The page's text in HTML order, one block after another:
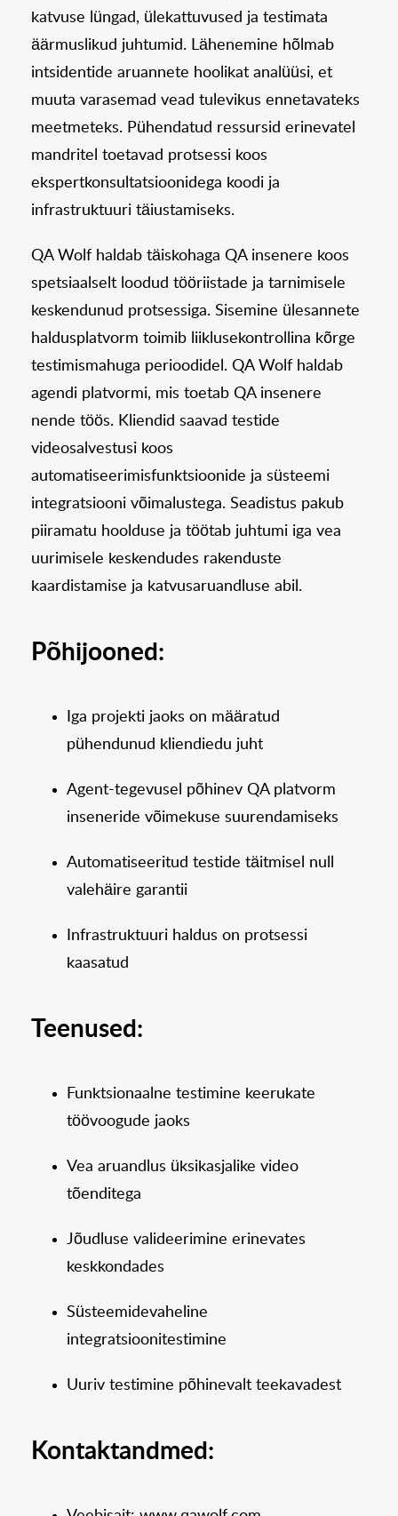
katvuse lüngad, ülekattuvused ja testimata
äärmuslikud juhtumid. Lähenemine hõlmab
intsidentide aruannete hoolikat analüüsi, et
muuta varasemad vead tulevikus ennetavateks
meetmeteks. Pühendatud ressursid erinevatel
mandritel toetavad protsessi koos
ekspertkonsultatsioonidega koodi ja
infrastruktuuri täiustamiseks.
QA Wolf haldab täiskohaga QA insenere koos
spetsiaalselt loodud tööriistade ja tarnimisele
keskendunud protsessiga. Sisemine ülesannete
haldusplatvorm toimib liiklusekontrollina kõrge
testimismahuga perioodidel. QA Wolf haldab
agendi platvormi, mis toetab QA insenere
nende töös. Kliendid saavad testide
videosalvestusi koos
automatiseerimisfunktsioonide ja süsteemi
integratsiooni võimalustega. Seadistus pakub
piiramatu hoolduse ja töötab juhtumi iga vea
uurimisele keskendudes rakenduste
kaardistamise ja katvusaruandluse abil.
Põhijooned:
Iga projekti jaoks on määratud
pühendunud kliendiedu juht
Agent-tegevusel põhinev QA platvorm
inseneride võimekuse suurendamiseks
Automatiseeritud testide täitmisel null
valehäire garantii
Infrastruktuuri haldus on protsessi
kaasatud
Teenused:
Funktsionaalne testimine keerukate
töövoogude jaoks
Vea aruandlus üksikasjalike video
tõenditega
Jõudluse valideerimine erinevates
keskkondades
Süsteemidevaheline
integratsioonitestimine
Uuriv testimine põhinevalt teekavadest
Kontaktandmed: